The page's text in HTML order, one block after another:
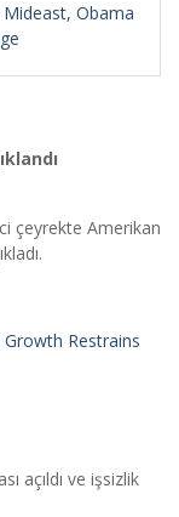
Mideast, Obama
çeyrekte Amerikan
Growth Restrains
açıldı ve işsizlik